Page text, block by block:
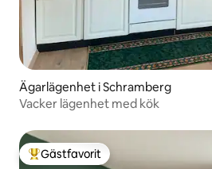
Ägarlägenhet i Schramberg
Vacker lägenhet med kök
Populär gästfavorit
Gästfavorit